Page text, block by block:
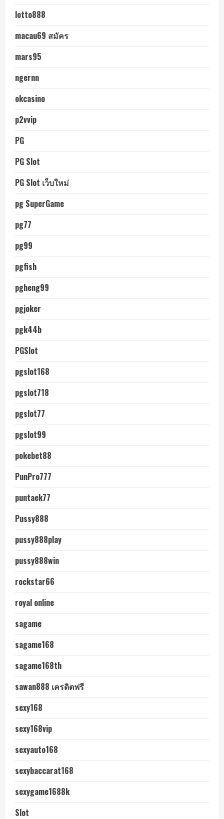
lotto888
macau69 สมัคร
mars95
ngernn
okcasino
p2vvip
PG
PG Slot
PG Slot เว็บใหม่
pg SuperGame
pg77
pg99
pgfish
pgheng99
pgjoker
pgk44b
PGSlot
pgslot168
pgslot718
pgslot77
pgslot99
pokebet88
PunPro777
puntaek77
Pussy888
pussy888play
pussy888win
rockstar66
royal online
sagame
sagame168
sagame168th
sawan888 เครดิตฟรี
sexy168
sexy168vip
sexyauto168
sexybaccarat168
sexygame1688k
Slot